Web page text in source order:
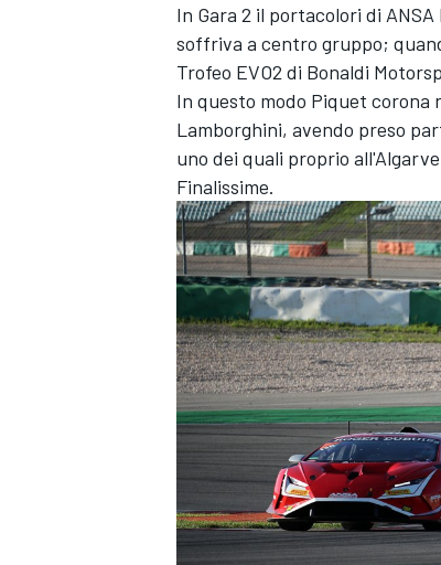
MONOPOSTO
In Gara 2 il portacolori di
soffriva a centro gruppo;
Trofeo EVO2 di Bonaldi
In questo modo Piquet corona
Lamborghini, avendo preso
uno dei quali proprio
Finalissime.